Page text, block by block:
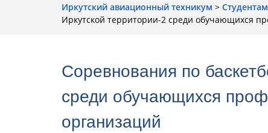
Иркутский авиационный техникум > Студентам
Иркутской территории-2 среди обучающихся
Cоревнования по
среди обучающихся
организаций